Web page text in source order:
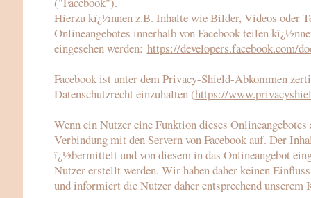
Hierzu kï¿½nnen z.B. Inhalte wie Bilder, Videos oder
Onlineangebotes innerhalb von Facebook teilen
eingesehen werden: https://developers.facebook.com/
Facebook ist unter dem Privacy-Shield-Abkommen
Datenschutzrecht einzuhalten (https://
Wenn ein Nutzer eine Funktion dieses
Verbindung mit den Servern von Facebook auf. Der
ï¿½bermittelt und von diesem in das Onlineangebot
Nutzer erstellt werden. Wir haben daher keinen
und informiert die Nutzer daher entsprechend unserem